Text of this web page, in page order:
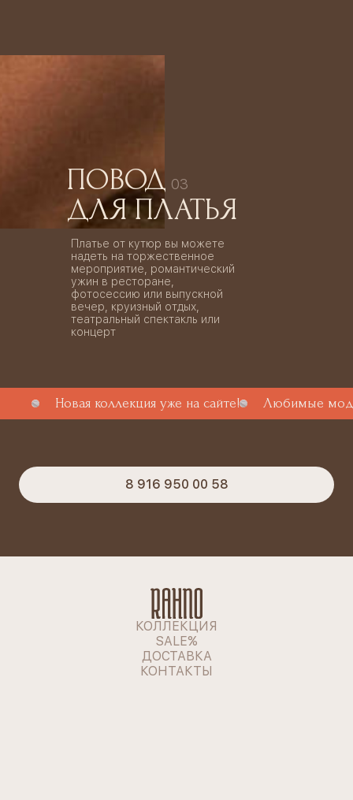
ПОВОД03
ДЛЯ ПЛАТЬЯ
Платье от кутюр вы можете
надеть на торжественное
мероприятие, романтический
ужин в ресторане,
фотосессию или выпускной
вечер, круизный отдых,
театральный спектакль или
концерт
Новая коллекция уже на сайте! Любимые
8 916 950 00 58
КОЛЛЕКЦИЯ
SALE%
ДОСТАВКА
КОНТАКТЫ